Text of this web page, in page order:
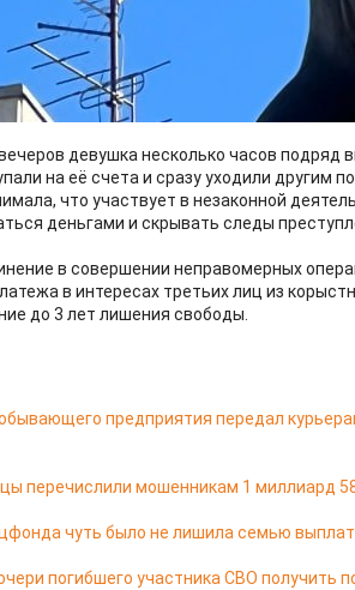
среди привычного потока роликов
по классическому сценарию. Она
предложили вознаграждение за
Нужно было лишь получать деньги и
девушка несколько часов подряд
на её счета и сразу уходили другим
что участвует в незаконной
деньгами и скрывать следы
в совершении неправомерных
в интересах третьих лиц из
до 3 лет лишения свободы.
предприятия передал
перечислили мошенникам 1 миллиард
чуть было не лишила семью
погибшего участника СВО получить